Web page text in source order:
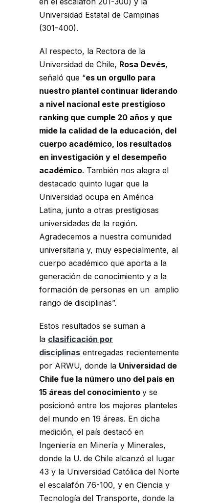
Universidad Estatal de Campinas
(301-400).
Al respecto, la Rectora de la
Universidad de Chile, Rosa Devés,
señaló que “es un orgullo para
nuestro plantel continuar liderando
a nivel nacional este prestigioso
ranking que cumple 20 años y que
mide la calidad de la educación, del
cuerpo académico, los resultados
en investigación y el desempeño
académico. También nos alegra el
destacado quinto lugar que la
Universidad ocupa en América
Latina, junto a otras prestigiosas
universidades de la región.
Agradecemos a nuestra comunidad
universitaria y, muy especialmente, al
cuerpo académico que aporta a la
generación de conocimiento y a la
formación de personas en un amplio
rango de disciplinas”.
Estos resultados se suman a
la clasificación por
disciplinas entregadas recientemente
por ARWU, donde la Universidad de
Chile fue la número uno del país en
15 áreas del conocimiento y se
posicionó entre los mejores planteles
del mundo en 19 áreas. En dicha
medición, el país destacó en
Ingeniería en Minería y Minerales,
donde la U. de Chile alcanzó el lugar
43 y la Universidad Católica del Norte
el escalafón 76-100, y en Ciencia y
Tecnología del Transporte, donde la